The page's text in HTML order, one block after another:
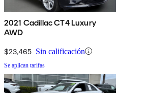
2021 Cadillac CT4 Luxury
AWD
$23,465 Sin calificación
Se aplican tarifas